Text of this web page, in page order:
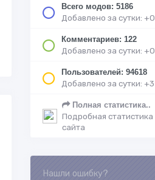
Всего модов: 5186
Добавлено за сутки: +0
Комментариев: 122
Добавлено за сутки: +0
Пользователей: 94618
Добавлено за сутки: +3
Полная статистика..
Подробная статистика
сайта
Нашли ошибку?